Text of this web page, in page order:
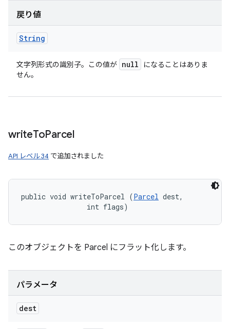
戻り値
String
文字列形式の識別子。この値が null
になることはありま
せん。
writeToParcel
API レベル 34 で追加されました
public void writeToParcel (Parcel dest,
                int flags)
このオブジェクトを Parcel にフラット化します。
パラメータ
dest